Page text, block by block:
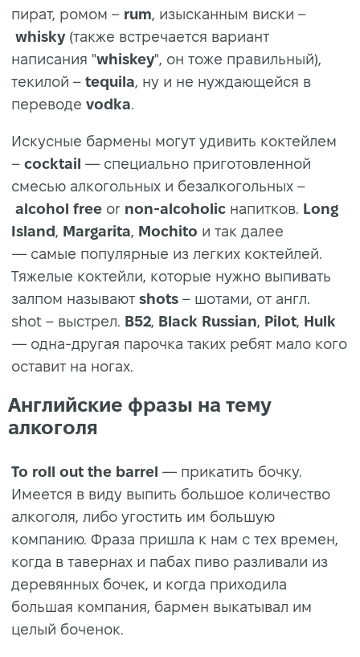
пират, ромом – rum, изысканным виски –
whisky (также встречается вариант
написания "whiskey", он тоже правильный),
текилой – tequila, ну и не нуждающейся в
переводе vodka.
Искусные бармены могут удивить коктейлем
– cocktail — специально приготовленной
смесью алкогольных и безалкогольных –
alcohol free or non-alcoholic напитков. Long
Island, Margarita, Mochito и так далее
— самые популярные из легких коктейлей.
Тяжелые коктейли, которые нужно выпивать
залпом называют shots – шотами, от англ.
shot – выстрел. B52, Black Russian, Pilot, Hulk
— одна-другая парочка таких ребят мало кого
оставит на ногах.
Английские фразы на тему
алкоголя
To roll out the barrel — прикатить бочку.
Имеется в виду выпить большое количество
алкоголя, либо угостить им большую
компанию. Фраза пришла к нам с тех времен,
когда в тавернах и пабах пиво разливали из
деревянных бочек, и когда приходила
большая компания, бармен выкатывал им
целый боченок.